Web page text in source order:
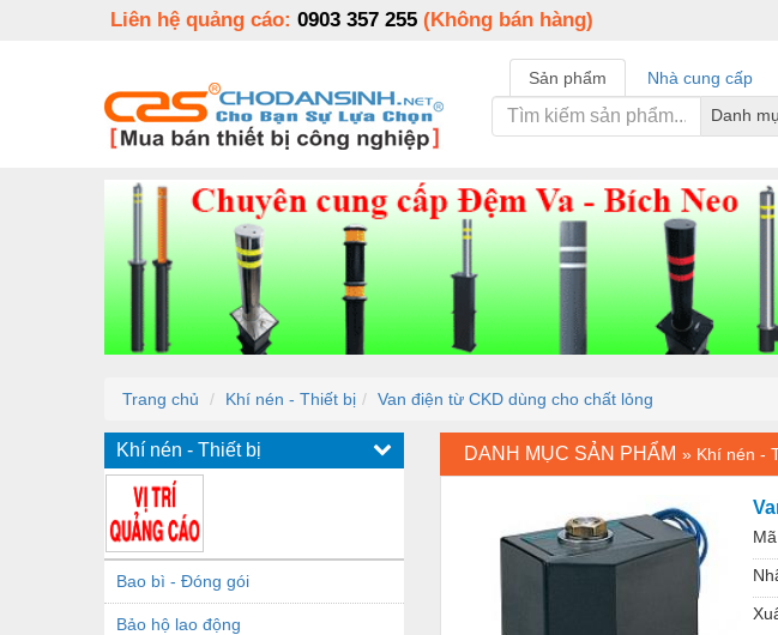
Liên hệ quảng cáo: 0903 357 255 (Không bán hàng)
Sản phẩm Nhà cung cấp
Danh
Trang chủ Khí nén - Thiết bị Van điện từ CKD dùng cho chất lỏng
Khí nén - Thiết bị
Bao bì - Đóng gói
Bảo hộ lao động
DANH MỤC SẢN PHẨM » Khí nén -